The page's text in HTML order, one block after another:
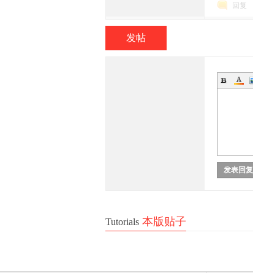
回复
发帖
发表回复
Tutorials 本版贴子